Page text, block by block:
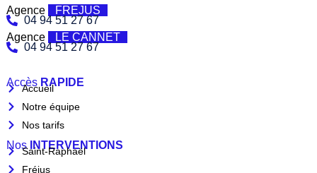
Agence
FREJUS
04 94 51 27 67
Agence
LE CANNET
04 94 51 27 67
Accès RAPIDE
Accueil
Notre équipe
Nos tarifs
Nos INTERVENTIONS
Saint-Raphaël
Fréjus